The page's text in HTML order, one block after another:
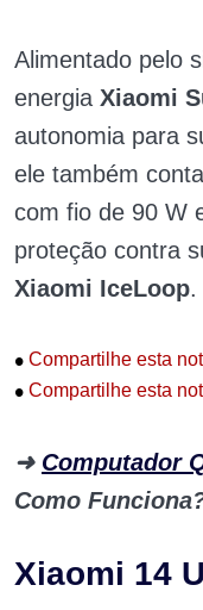
Alimentado pelo
energia Xiaomi
autonomia para
ele também
com fio de 90 W
proteção contra
Xiaomi IceLoop.
• Compartilhe esta
• Compartilhe esta
➜ Computador
Como
Xiaomi 14